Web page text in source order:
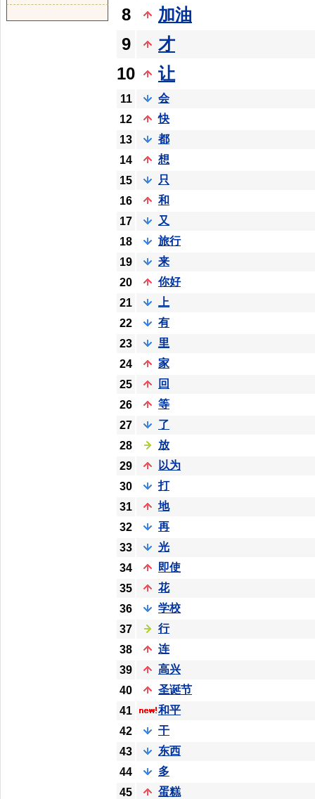
8
加油
9
才
10
让
11
会
12
快
13
都
14
想
15
只
16
和
17
又
18
旅行
19
来
20
你好
21
上
22
有
23
里
24
家
25
回
26
等
27
了
28
放
29
以为
30
打
31
地
32
再
33
光
34
即使
35
花
36
学校
37
行
38
连
39
高兴
40
圣诞节
41
和平
42
干
43
东西
44
多
45
蛋糕